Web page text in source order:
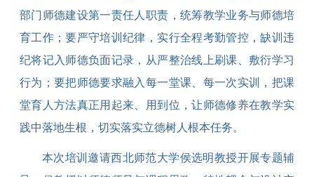
部门师德建设第一责任人职责，统筹教学业务与师德培
育工作；要严守培训纪律，实行全程考勤管控，缺训违
纪将记入师德负面记录，从严整治线上刷课、敷衍学习
行为；要把师德要求融入每一堂课、每一次实训，把课
堂育人方法真正用起来、用到位，让师德修养在教学实
践中落地生根，切实落实立德树人根本任务。
本次培训邀请西北师范大学侯选明教授开展专题辅